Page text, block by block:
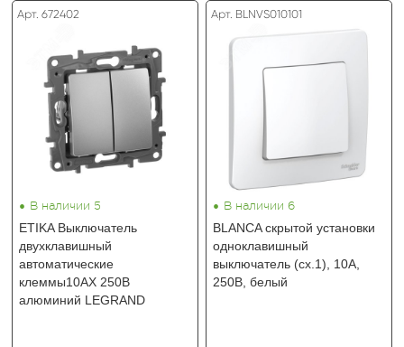
Арт. 672402
• В наличии 5
ETIKA Выключатель
двухклавишный
автоматические
клеммы10АХ 250В
алюминий LEGRAND
Арт. BLNVS010101
• В наличии 6
BLANCA скрытой установки
одноклавишный
выключатель (cх.1), 10A,
250B, белый